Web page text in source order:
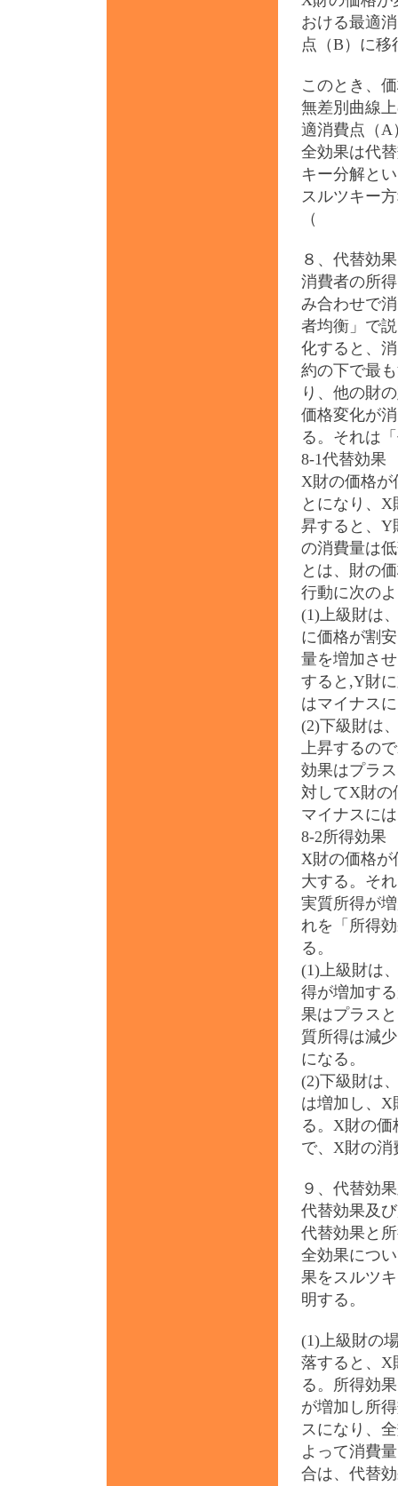
おける最適
点（B）に移
このとき、
無差別曲線
適消費点（A
全効果は代
キー分解と
スルツキー
８、代替効
消費者の所
み合わせで
者均衡」で
化すると、
約の下で最
り、他の財
価格変化が
る。それは
8-1代替効果
X財の価格が
とになり、
昇すると、Y
の消費量は
とは、財の
行動に次の
(1)上級財は
に価格が割
量を増加さ
すると,Y財
はマイナス
(2)下級財は
上昇するの
効果はプラ
対してX財の
マイナスに
8-2所得効果
X財の価格が
大する。そ
実質所得が
れを「所得
る。
(1)上級財は
得が増加す
果はプラス
質所得は減
になる。
(2)下級財は
は増加し、X
る。X財の
で、X財の消
９、代替効
代替効果及
代替効果と
全効果につ
果をスルツ
明する。
(1)上級財の
落すると、X
る。所得効
が増加し所
スになり、
よって消費
合は、代替